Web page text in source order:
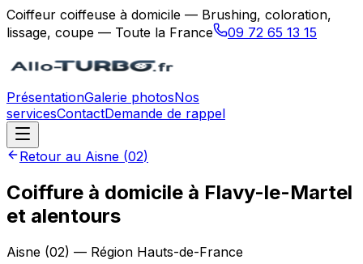
Coiffeur coiffeuse à domicile — Brushing, coloration,
lissage, coupe — Toute la France
09 72 65 13 15
PrésentationGalerie photosNos
servicesContactDemande de rappel
Retour au Aisne (02)
Coiffure à domicile à Flavy-le-Martel
et alentours
Aisne (02) — Région Hauts-de-France